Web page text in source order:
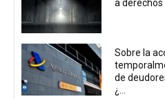
a derechos
Sobre la
de
¿...